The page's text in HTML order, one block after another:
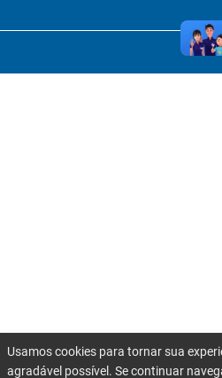
Usamos cookies para tornar sua
agradável possível. Se continuar